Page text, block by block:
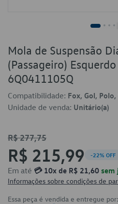
Mola de Suspensão
(Passageiro)
6Q0411105Q
Compatibilidade: Fox, Gol,
Unidade de venda: Unitário(a)
R$ 277,75
R$ 215,99 -22% OFF
Em até 💳 10x de R$ 21,60 sem
Informações sobre condições de
Essa peça é vendida e entregue por: